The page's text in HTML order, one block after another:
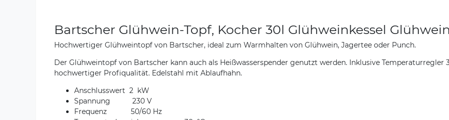
Bartscher Glühwein-Topf, Kocher 30l Glühweinkessel
Hochwertiger Glühweintopf von Bartscher, ideal zum Warmhalten von Glühwein, Jagertee oder Punch.
Der Glühweintopf von Bartscher kann auch als Heißwasserspender genutzt werden. Inklusive Temperaturregler
hochwertiger Profiqualität. Edelstahl mit Ablaufhahn.
Anschlusswert 2 kW
Spannung 230 V
Frequenz 50/60 Hz